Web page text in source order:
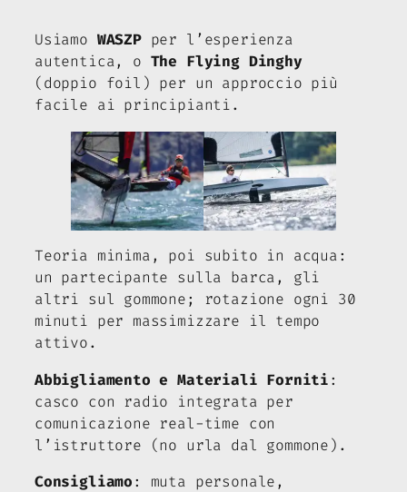
Usiamo WASZPper l’esperienza
autentica, o The Flying Dinghy
(doppio foil) per un approccio più
facile ai principianti.
Teoria minima, poi subito in acqua:
un partecipante sulla barca, gli
altri sul gommone; rotazione ogni 30
minuti per massimizzare il tempo
attivo.
Abbigliamento e Materiali Forniti:
casco con radio integrata per
comunicazione real-time con
l’istruttore (no urla dal gommone).
Consigliamo: muta personale,